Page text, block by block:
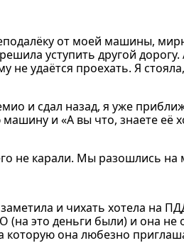
от моей машины,
уступить другой дорогу.
удаётся проехать. Я
и сдал назад, я уже
и «А вы что, знаете её
не карали. Мы разошлись на
и чихать хотела на
это деньги были) и она не
которую она любезно